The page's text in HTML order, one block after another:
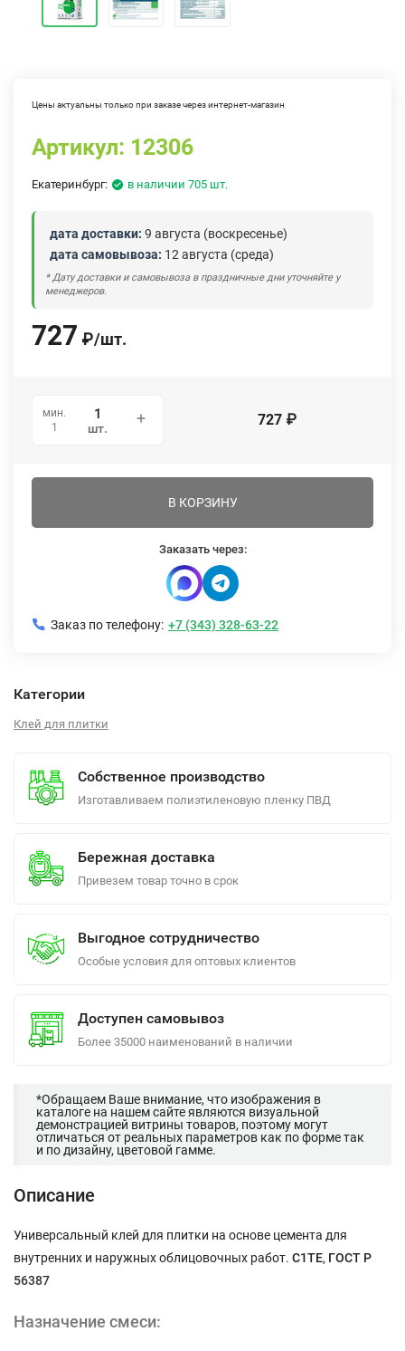
Цены актуальны только при заказе через интернет-магазин
Артикул: 12306
Екатеринбург: в наличии 705 шт.
дата доставки: 9 августа (воскресенье)
дата самовывоза: 12 августа (среда)
* Дату доставки и самовывоза в праздничные дни уточняйте у
менеджеров.
727 ₽/шт.
мин.
1
шт. 727 ₽
В КОРЗИНУ
Заказать через:
Заказ по телефону: +7 (343) 328-63-22
Категории
Клей для плитки
Собственное производство
Изготавливаем полиэтиленовую пленку ПВД
Бережная доставка
Привезем товар точно в срок
Выгодное сотрудничество
Особые условия для оптовых клиентов
Доступен самовывоз
Более 35000 наименований в наличии
*Обращаем Ваше внимание, что изображения в
каталоге на нашем сайте являются визуальной
демонстрацией витрины товаров, поэтому могут
отличаться от реальных параметров как по форме так
и по дизайну, цветовой гамме.
Описание
Универсальный клей для плитки на основе цемента для
внутренних и наружных облицовочных работ. С1ТЕ, ГОСТ Р
56387
Назначение смеси: